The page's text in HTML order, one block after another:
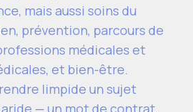
mais aussi soins du
prévention, parcours de
médicales et
et bien-être.
limpide un sujet
— un mot de contrat,